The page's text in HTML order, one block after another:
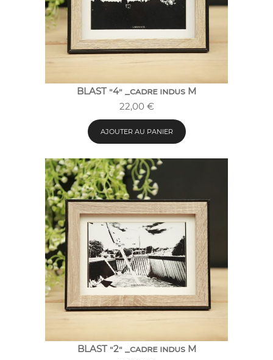
BLAST "4" _cadre indus M
22,00 €
AJOUTER AU PANIER
BLAST "2" _cadre indus M